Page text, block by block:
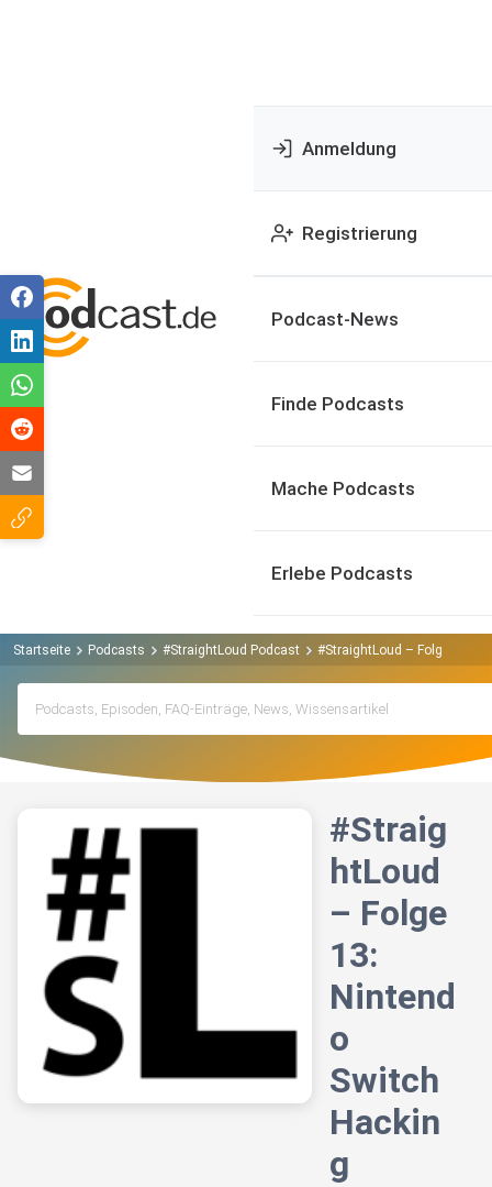
Anmeldung
Registrierung
Podcast-News
Finde Podcasts
Mache Podcasts
Erlebe Podcasts
Startseite Podcasts #StraightLoud Podcast #StraightLoud – Folge 13:
#Straig
htLoud
– Folge
13:
Nintend
o
Switch
Hackin
g